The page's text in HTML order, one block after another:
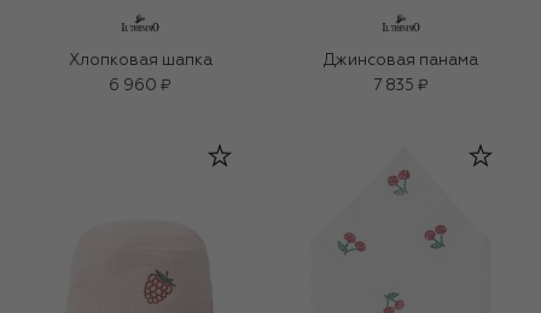
Хлопковая шапка
6 960 ₽
Джинсовая панама
7 835 ₽